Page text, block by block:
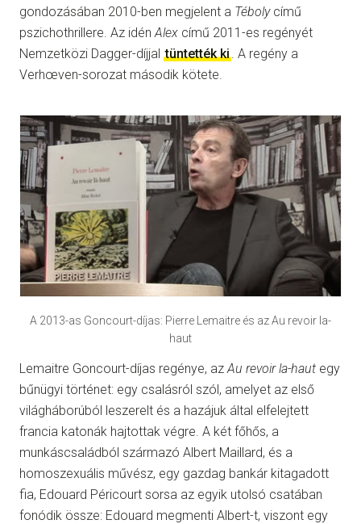
gondozásában 2010-ben megjelent a Tébolycímű
pszichothrillere. Az idénAlex című 2011-es regényét
Nemzetközi Dagger-díjjal tüntették ki. A regény a
Verhœven-sorozat második kötete.
A 2013-as Goncourt-díjas: Pierre Lemaitre és az Au revoir la-
haut
Lemaitre Goncourt-díjas regénye, azAu revoir la-haut egy
bűnügyi történet: egy csalásról szól, amelyet az első
világháborúból leszerelt és a hazájuk által elfelejtett
francia katonák hajtottak végre. A két főhős, a
munkáscsaládból származó Albert Maillard, és a
homoszexuális művész, egy gazdag bankár kitagadott
fia, Edouard Péricourt sorsa az egyik utolsó csatában
fonódik össze: Edouard megmenti Albert-t, viszont egy